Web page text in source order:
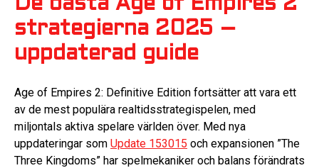
De bästa Age of Empires 2
strategierna 2025 –
uppdaterad guide
Age of Empires 2: Definitive Edition fortsätter att vara ett
av de mest populära realtidsstrategispelen, med
miljontals aktiva spelare världen över. Med nya
uppdateringar som Update 153015 och expansionen ”The
Three Kingdoms” har spelmekaniker och balans förändrats